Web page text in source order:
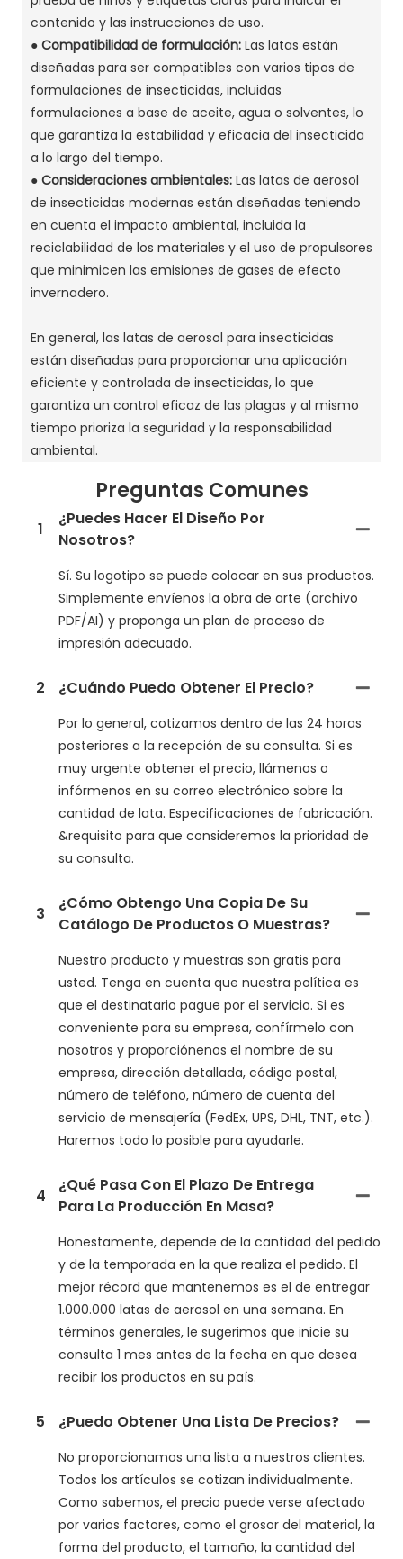
contenido y las instrucciones de uso.
● Compatibilidad de formulación: Las latas están
diseñadas para ser compatibles con varios tipos de
formulaciones de insecticidas, incluidas
formulaciones a base de aceite, agua o solventes, lo
que garantiza la estabilidad y eficacia del insecticida
a lo largo del tiempo.
● Consideraciones ambientales: Las latas de aerosol
de insecticidas modernas están diseñadas teniendo
en cuenta el impacto ambiental, incluida la
reciclabilidad de los materiales y el uso de propulsores
que minimicen las emisiones de gases de efecto
invernadero.
En general, las latas de aerosol para insecticidas
están diseñadas para proporcionar una aplicación
eficiente y controlada de insecticidas, lo que
garantiza un control eficaz de las plagas y al mismo
tiempo prioriza la seguridad y la responsabilidad
ambiental.
Preguntas Comunes
1
¿Puedes Hacer El Diseño Por
Nosotros?
Sí. Su logotipo se puede colocar en sus productos.
Simplemente envíenos la obra de arte (archivo
PDF/AI) y proponga un plan de proceso de
impresión adecuado.
2 ¿Cuándo Puedo Obtener El Precio?
Por lo general, cotizamos dentro de las 24 horas
posteriores a la recepción de su consulta. Si es
muy urgente obtener el precio, llámenos o
infórmenos en su correo electrónico sobre la
cantidad de lata. Especificaciones de fabricación.
&requisito para que consideremos la prioridad de
su consulta.
3
¿Cómo Obtengo Una Copia De Su
Catálogo De Productos O Muestras?
Nuestro producto y muestras son gratis para
usted. Tenga en cuenta que nuestra política es
que el destinatario pague por el servicio. Si es
conveniente para su empresa, confírmelo con
nosotros y proporciónenos el nombre de su
empresa, dirección detallada, código postal,
número de teléfono, número de cuenta del
servicio de mensajería (FedEx, UPS, DHL, TNT, etc.).
Haremos todo lo posible para ayudarle.
4
¿Qué Pasa Con El Plazo De Entrega
Para La Producción En Masa?
Honestamente, depende de la cantidad del pedido
y de la temporada en la que realiza el pedido. El
mejor récord que mantenemos es el de entregar
1.000.000 latas de aerosol en una semana. En
términos generales, le sugerimos que inicie su
consulta 1 mes antes de la fecha en que desea
recibir los productos en su país.
5 ¿Puedo Obtener Una Lista De Precios?
No proporcionamos una lista a nuestros clientes.
Todos los artículos se cotizan individualmente.
Como sabemos, el precio puede verse afectado
por varios factores, como el grosor del material, la
forma del producto, el tamaño, la cantidad del